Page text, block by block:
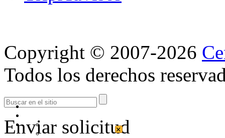
Copyright © 2007-2026
Todos los derechos
Enviar solicitud
×